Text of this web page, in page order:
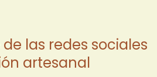
las redes sociales
artesanal